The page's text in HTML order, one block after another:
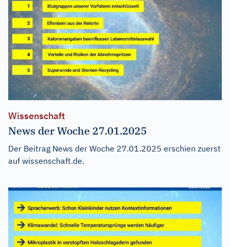
Wissenschaft
News der Woche 27.01.2025
Der Beitrag News der Woche 27.01.2025 erschien zuerst
auf wissenschaft.de.